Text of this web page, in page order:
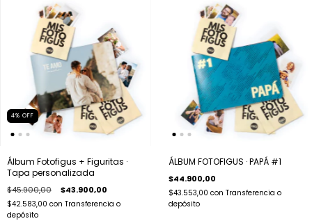
4% OFF
Álbum Fotofigus + Figuritas ·
Tapa personalizada
$45.900,00 $43.900,00
$42.583,00 con Transferencia o
depósito
ÁLBUM FOTOFIGUS · PAPÁ #1
$44.900,00
$43.553,00 con Transferencia o
depósito